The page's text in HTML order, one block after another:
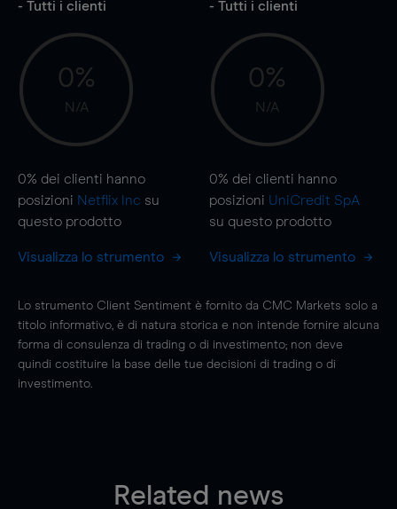
- Tutti i clienti
0%
N/A
0% dei clienti hanno
posizioni Netflix Inc su
questo prodotto
Visualizza lo strumento
- Tutti i clienti
0%
N/A
0% dei clienti hanno
posizioni UniCredit SpA
su questo prodotto
Visualizza lo strumento
Lo strumento Client Sentiment è fornito da CMC Markets solo a
titolo informativo, è di natura storica e non intende fornire alcuna
forma di consulenza di trading o di investimento; non deve
quindi costituire la base delle tue decisioni di trading o di
investimento.
Related news